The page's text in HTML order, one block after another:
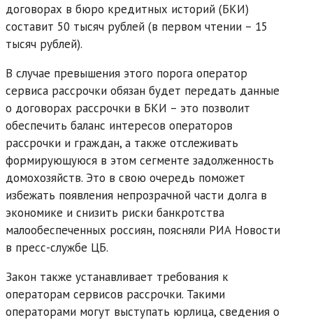
договорах в бюро кредитных историй (БКИ)
составит 50 тысяч рублей (в первом чтении – 15
тысяч рублей).
В случае превышения этого порога оператор
сервиса рассрочки обязан будет передать данные
о договорах рассрочки в БКИ – это позволит
обеспечить баланс интересов операторов
рассрочки и граждан, а также отслеживать
формирующуюся в этом сегменте задолженность
домохозяйств. Это в свою очередь поможет
избежать появления непрозрачной части долга в
экономике и снизить риски банкротства
малообеспеченных россиян, поясняли РИА Новости
в пресс-службе ЦБ.
Закон также устанавливает требования к
операторам сервисов рассрочки. Такими
операторами могут выступать юрлица, сведения о